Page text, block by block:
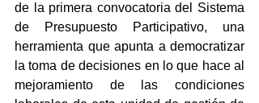
de la primera convocatoria del Sistema
de Presupuesto Participativo, una
herramienta que apunta a democratizar
la toma de decisiones en lo que hace al
mejoramiento de las condiciones